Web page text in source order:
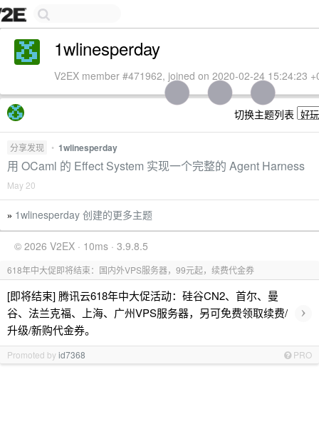
1wlinesperday
V2EX member #471962, joined on 2020-02-24 15:24:23
切换主题列表
分享发现 • 1wlinesperday
用 OCaml 的 Effect System 实现一个完整的 Agent Harness
May 20
» 1wlinesperday 创建的更多主题
© 2026 V2EX · 10ms · 3.9.8.5
618年中大促即将结束：国内外VPS服务器，99元起，续费代金券
[即将结束] 腾讯云618年中大促活动：硅谷CN2、首尔、曼
谷、法兰克福、上海、广州VPS服务器，另可免费领取续费/
升级/新购代金券。
›
Promoted byid7368 PRO